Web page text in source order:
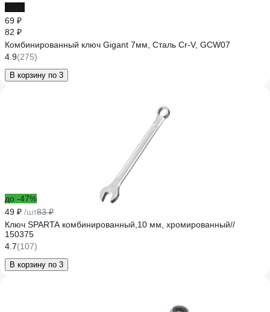
69 ₽
82 ₽
Комбинированный ключ Gigant 7мм, Сталь Cr-V, GCW07
4.9(275)
В корзину по 3
до -47%
49 ₽ /шт83 ₽
Ключ SPARTA комбинированный,10 мм, хромированный//
150375
4.7(107)
В корзину по 3